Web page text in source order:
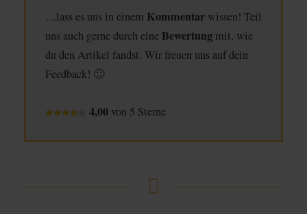
…lass es uns in einem Kommentar wissen! Teil
uns auch gerne durch eine Bewertung mit, wie
du den Artikel fandst. Wir freuen uns auf dein
Feedback! 🙂
4,00 von 5 Sterne